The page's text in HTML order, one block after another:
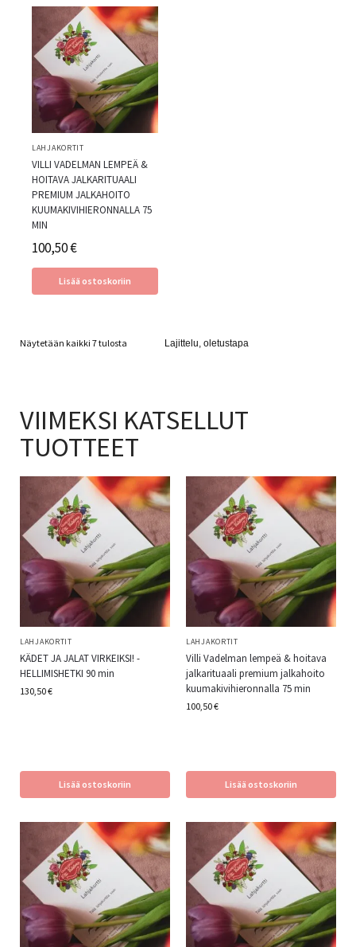
LAHJAKORTIT
VILLI VADELMAN LEMPEÄ &
HOITAVA JALKARITUAALI
PREMIUM JALKAHOITO
KUUMAKIVIHIERONNALLA 75
MIN
100,50€
Lisää ostoskoriin
Näytetään kaikki 7 tulosta
VIIMEKSI KATSELLUT
TUOTTEET
LAHJAKORTIT
KÄDET JA JALAT VIRKEIKSI! -
HELLIMISHETKI 90 min
130,50€
Lisää ostoskoriin
LAHJAKORTIT
Villi Vadelman lempeä & hoitava
jalkarituaali premium jalkahoito
kuumakivihieronnalla 75 min
100,50€
Lisää ostoskoriin